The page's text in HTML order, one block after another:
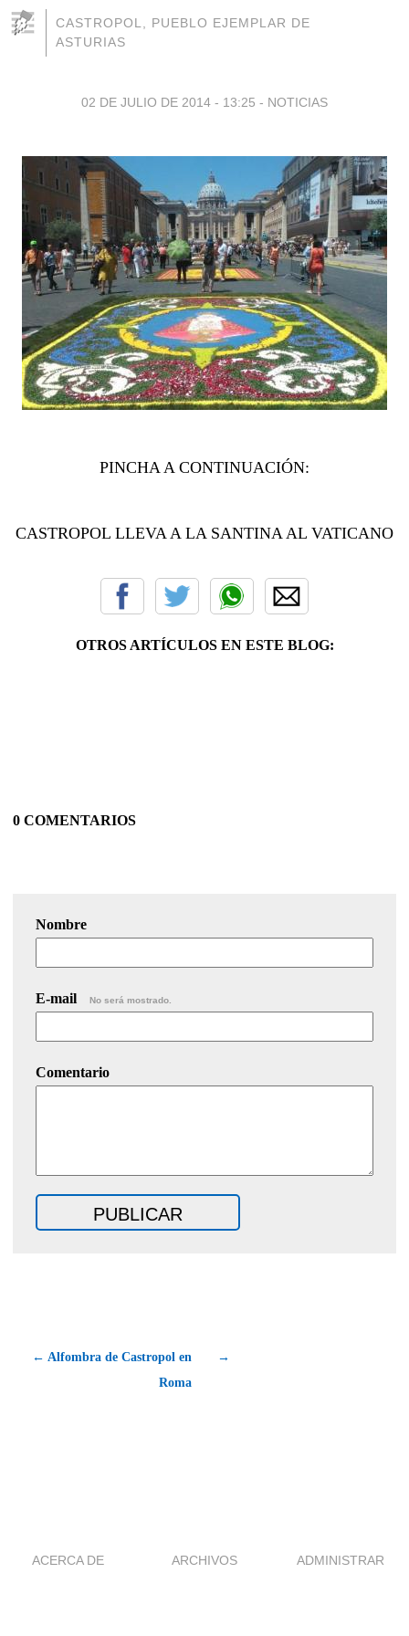
CASTROPOL, PUEBLO EJEMPLAR DE
ASTURIAS
02 DE JULIO DE 2014 - 13:25 - NOTICIAS
PINCHA A CONTINUACIÓN:
CASTROPOL LLEVA A LA SANTINA AL VATICANO
OTROS ARTÍCULOS EN ESTE BLOG:
0 COMENTARIOS
Nombre
E-mail No será mostrado.
Comentario
← Alfombra de Castropol en
Roma
→
ACERCA DE ARCHIVOS ADMINISTRAR